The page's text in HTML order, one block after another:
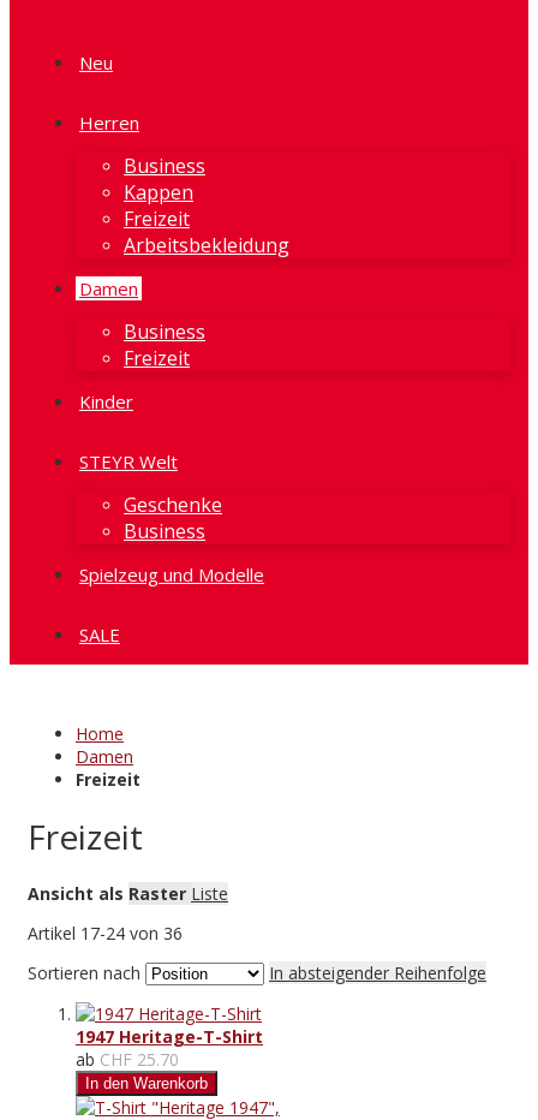
Neu
Herren
Business
Kappen
Freizeit
Arbeitsbekleidung
Damen
Business
Freizeit
Kinder
STEYR Welt
Geschenke
Business
Spielzeug und Modelle
SALE
Home
Damen
Freizeit
Freizeit
Ansicht als Raster Liste
Artikel 17-24 von 36
Sortieren nach
In absteigender Reihenfolge
1947 Heritage-T-Shirt
ab CHF 25.70
In den Warenkorb